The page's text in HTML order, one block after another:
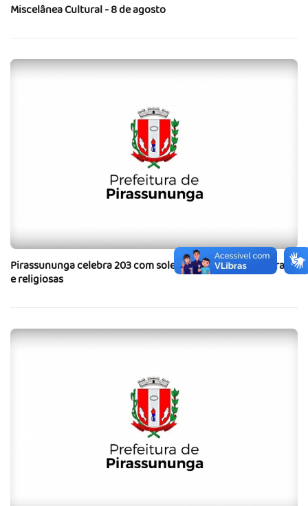
Miscelânea Cultural - 8 de agosto
Pirassununga celebra 203 com solenidades cívicas, culturais
e religiosas